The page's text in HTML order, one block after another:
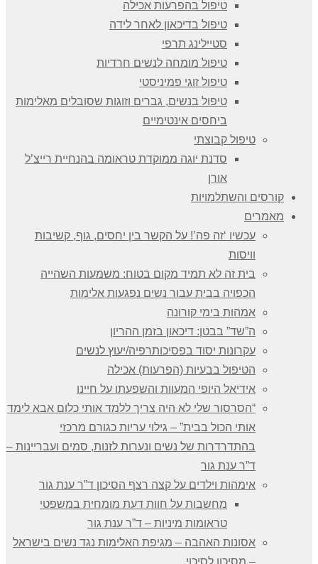
טיפול בהפרעות אכילה
טיפול בדיכאון לאחר לידה
סטיילינג תרפי
טיפול מומחה לנשים חרדיות
טיפול זוגי פמיניסטי
טיפול בנשים, גברים וזוגות שסובלים מאלימות
ביחסים אינטימיים
טיפול קבוצתי
סדנת יוגה ממוקדת טראומה בהנחיית רייצ’ל
אורן
קורסים והשתלמויות
מאמרים
עכשיו ‘זה פה’! על הקשר בין יחסים, גוף, קשיבות
וויסות
בית זה לא תמיד מקום בטוח: משמעות השהייה
הכפויה בבית עבור נשים נפגעות אלימות
אמהות בימי קורונה
ה”שד” בבטן: דיכאון בזמן ההריון
עקרונות יסוד בפסיכותרפיה/יעוץ לנשים
הטיפול בבעיות (הפרעות) אכילה
אידיאל היופי המעוות והשפעתו על חיינו
“הסרסור שלי לא היה צריך ללמד אותי כלום אבא לימד
אותי הכול בבית” – גילוי עריות כגורם מרכזי
בהתדרדרות של נשים ונערות לזנות, סמים ועבריינות –
ד”ר ענת גור
אימהות וילדים על קצה רצף הסיכון ד”ר ענת גור
מחשבות על חוות דעת מומחית במשפטי
טראומות מיניות – ד”ר ענת גור
אסונות האהבה – מגיפת האלימות נגד נשים בישראל
– מסיכון לסיכוי